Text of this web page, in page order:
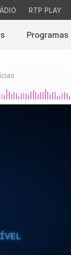
RTP PLAY
Programas